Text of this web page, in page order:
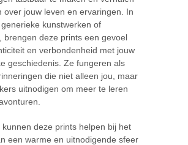
over jouw leven en ervaringen. In
kunstwerken of
brengen deze prints een gevoel
en verbondenheid met jouw
geschiedenis. Ze fungeren als
die niet alleen jou, maar
uitnodigen om meer te leren
kunnen deze prints helpen bij het
een warme en uitnodigende sfeer